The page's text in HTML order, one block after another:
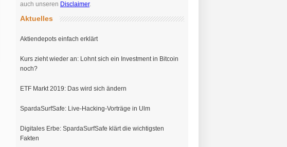
auch unseren Disclaimer.
Aktuelles
Aktiendepots einfach erklärt
Kurs zieht wieder an: Lohnt sich ein Investment in Bitcoin
noch?
ETF Markt 2019: Das wird sich ändern
SpardaSurfSafe: Live-Hacking-Vorträge in Ulm
Digitales Erbe: SpardaSurfSafe klärt die wichtigsten
Fakten